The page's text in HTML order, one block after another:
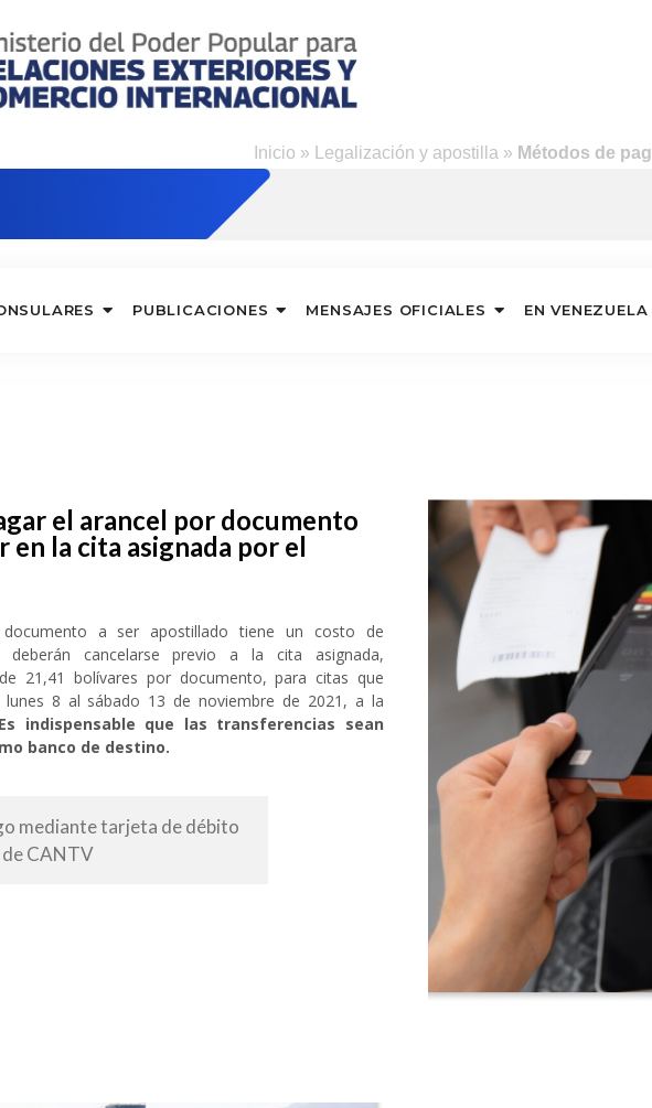
Inicio » Legalización y apostilla » Métodos de
PUBLICACIONES MENSAJES OFICIALES EN VENEZUELA
el arancel por documento
en la cita asignada por el
a ser apostillado tiene un costo de
deberán cancelarse previo a la cita asignada,
21,41 bolívares por documento, para citas que
8 al sábado 13 de noviembre de 2021, a la
Es indispensable que las transferencias sean
banco de destino.
mediante tarjeta de débito
de CANTV